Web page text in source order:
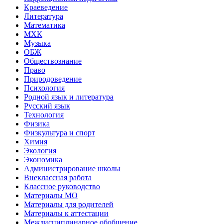
Краеведение
Литература
Математика
МХК
Музыка
ОБЖ
Обществознание
Право
Природоведение
Психология
Родной язык и литература
Русский язык
Технология
Физика
Физкультура и спорт
Химия
Экология
Экономика
Администрирование школы
Внеклассная работа
Классное руководство
Материалы МО
Материалы для родителей
Материалы к аттестации
Междисциплинарное обобщение